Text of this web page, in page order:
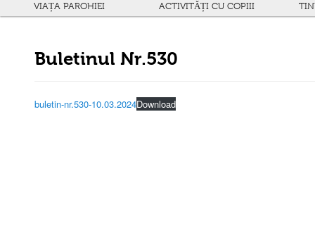
VIAȚA PAROHIEI ACTIVITĂȚI CU COPIII
Buletinul Nr.530
buletin-nr.530-10.03.2024Download